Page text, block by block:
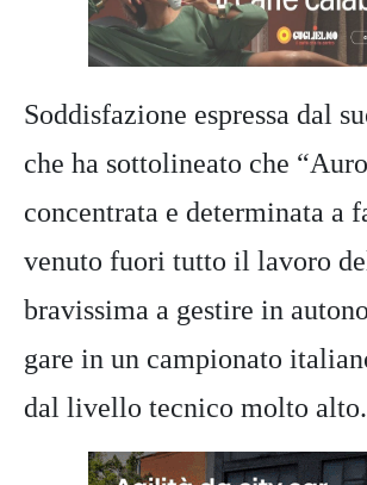
Soddisfazione espressa dal
che ha sottolineato che
concentrata e determinata a
venuto fuori tutto il lavoro
bravissima a gestire in
gare in un campionato
dal livello tecnico molto